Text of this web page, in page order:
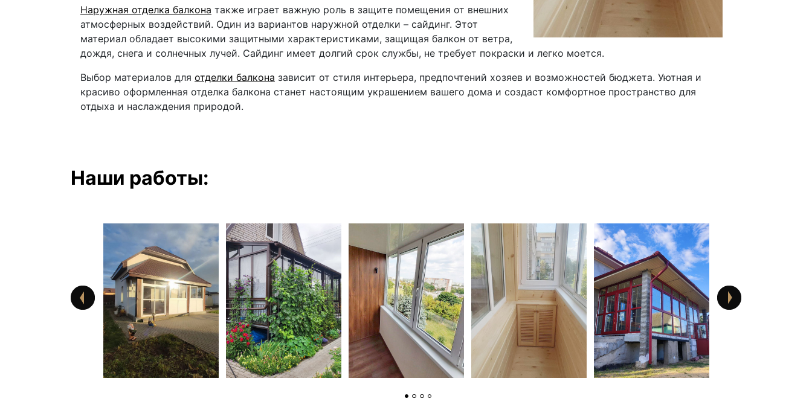
Наружная отделка балкона также играет важную роль в защите помещения от внешних
атмосферных воздействий. Один из вариантов наружной отделки – сайдинг. Этот
материал обладает высокими защитными характеристиками, защищая балкон от ветра,
дождя, снега и солнечных лучей. Сайдинг имеет долгий срок службы, не требует покраски и легко моется.
Выбор материалов для отделки балкона зависит от стиля интерьера, предпочтений хозяев и возможностей бюджета. Уютная и
красиво оформленная отделка балкона станет настоящим украшением вашего дома и создаст комфортное пространство для
отдыха и наслаждения природой.
Наши работы: